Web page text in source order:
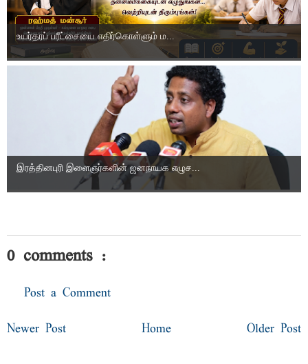
உயர்தரப் பரீட்சையை எதிர்கொள்ளும் ம...
இரத்தினபுரி இளைஞர்களின் ஜனநாயக எழுச...
0 comments :
Post a Comment
Newer Post Older Post
Home